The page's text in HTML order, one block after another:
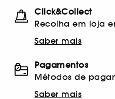
Click&Collect
Recolha em loja
Saber mais
Pagamentos
Métodos de
Saber mais